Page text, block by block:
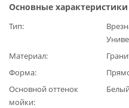
Основные характеристики
Тип
Материал
Форма
Основной оттенок
мойки
Белый